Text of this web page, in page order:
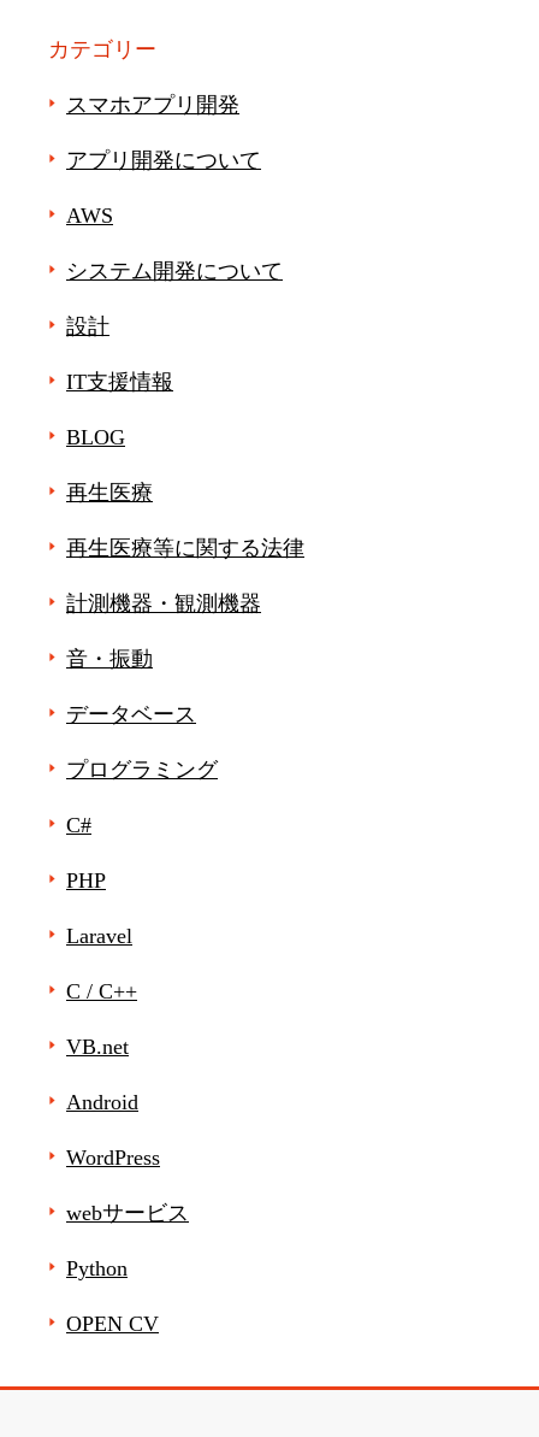
カテゴリー
スマホアプリ開発
アプリ開発について
AWS
システム開発について
設計
IT支援情報
BLOG
再生医療
再生医療等に関する法律
計測機器・観測機器
音・振動
データベース
プログラミング
C#
PHP
Laravel
C / C++
VB.net
Android
WordPress
webサービス
Python
OPEN CV